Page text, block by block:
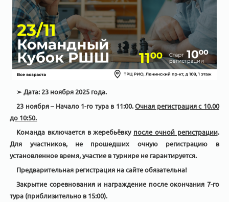
➢Дата: 23 ноября 2025 года.
23 ноября – Начало 1-го тура в 11:00.Очная регистрация с 10.00
до 10:50.
Команда включается в жеребьёвку после очной регистрации.
Для участников, не прошедших очную регистрацию в
установленное время, участие в турнире не гарантируется.
Предварительная регистрация на сайте обязательна!
Закрытие соревнования и награждение после окончания 7-го
тура (приблизительно в 15:00).